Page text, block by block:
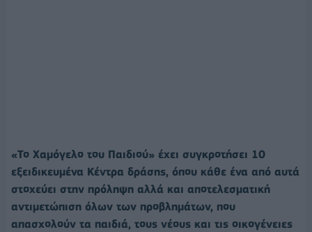
«Το Χαμόγελο του Παιδιού» έχει συγκροτήσει 10
εξειδικευμένα Κέντρα δράσης, όπου κάθε ένα από αυτά
στοχεύει στην πρόληψη αλλά και αποτελεσματική
αντιμετώπιση όλων των προβλημάτων, που
απασχολούν τα παιδιά, τους νέους και τις οικογένειες